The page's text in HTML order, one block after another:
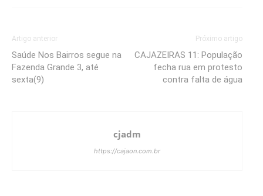
Artigo anterior
Saúde Nos Bairros segue na
Fazenda Grande 3, até
sexta(9)
Próximo artigo
CAJAZEIRAS 11: População
fecha rua em protesto
contra falta de água
cjadm
https://cajaon.com.br